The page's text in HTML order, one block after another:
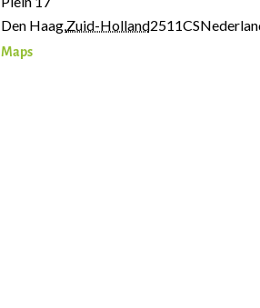
Den Haag,Zuid-Holland2511CS
Maps